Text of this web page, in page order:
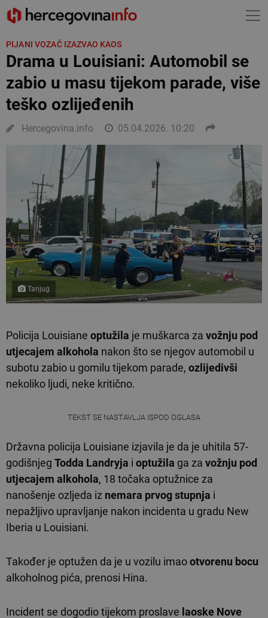
PIJANI VOZAČ IZAZVAO KAOS
Drama u Louisiani: Automobil se
zabio u masu tijekom parade, više
teško ozlijeđenih
Hercegovina.info 05.04.2026. 10:20
Tanjug
Policija Louisiane optužila je muškarca za vožnju pod
utjecajem alkohola nakon što se njegov automobil u
subotu zabio u gomilu tijekom parade, ozlijedivši
nekoliko ljudi, neke kritično.
TEKST SE NASTAVLJA ISPOD OGLASA
Državna policija Louisiane izjavila je da je uhitila 57-
godišnjeg Todda Landryja i optužila ga za vožnju pod
utjecajem alkohola, 18 točaka optužnice za
nanošenje ozljeda iz nemara prvog stupnja i
nepažljivo upravljanje nakon incidenta u gradu New
Iberia u Louisiani.
Također je optužen da je u vozilu imaootvorenu bocu
alkoholnog pića, prenosi Hina.
Incident se dogodio tijekom proslave laoske Nove